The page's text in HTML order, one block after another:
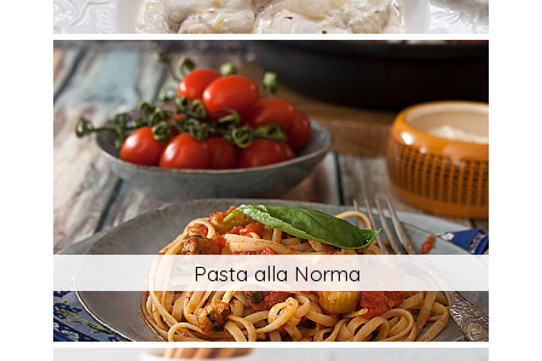
Pasta alla Norma